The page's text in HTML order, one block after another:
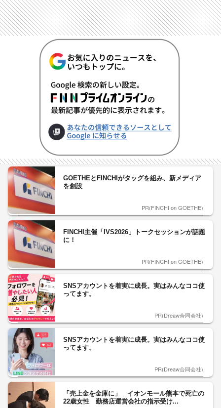
GOETHEとFINCHIがタッグを組み、新メディア
を創設
PR(FINCHI on GOETHE)
FINCHI主催「IVS2026」トークセッションが話題
に！
PR(FINCHI on GOETHE)
SNSアカウントを着実に成長。実はみんなココ使
ってます。
PR(Dreaw合同会社)
SNSアカウントを着実に成長。実はみんなココ使
ってます。
PR(Dreaw合同会社)
「売上金を金庫に」 イオンモール熊本で死亡の
22歳女性 勤務店運営会社の指示受け...